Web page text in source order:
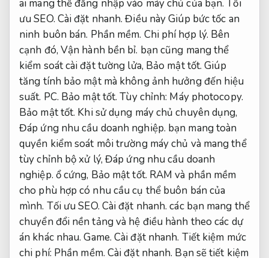
ai mang thể đăng nhập vào máy chủ của bạn.Tối
ưu SEO. Cài đặt nhanh. Điều này Giúp bức tốc an
ninh buôn bán. Phần mềm. Chi phí hợp lý. Bên
cạnh đó, Vận hành bền bỉ. bạn cũng mang thể
kiểm soát cài đặt tường lửa, Bảo mật tốt. Giúp
tăng tính bảo mật mà không ảnh hưởng đến hiệu
suất. PC. Bảo mật tốt. Tùy chỉnh: Máy photocopy.
Bảo mật tốt. Khi sử dụng máy chủ chuyên dụng,
Đáp ứng nhu cầu doanh nghiệp. bạn mang toàn
quyền kiểm soát môi trường máy chủ và mang thể
tùy chỉnh bộ xử lý, Đáp ứng nhu cầu doanh
nghiệp. ổ cứng, Bảo mật tốt. RAM và phần mềm
cho phù hợp có nhu cầu cụ thể buôn bán của
mình. Tối ưu SEO. Cài đặt nhanh. các bạn mang thể
chuyển đổi nền tảng và hệ điều hành theo các dự
án khác nhau.Game. Cài đặt nhanh. Tiết kiệm mức
chi phí: Phần mềm. Cài đặt nhanh. Bạn sẽ tiết kiệm